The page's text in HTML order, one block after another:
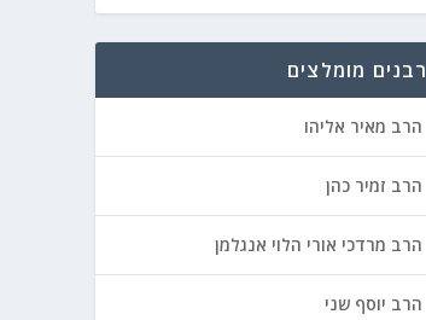
רבנים מומלצים
הרב מאיר אליהו
הרב זמיר כהן
הרב מרדכי אורי הלוי אנגלמן
הרב יוסף שני